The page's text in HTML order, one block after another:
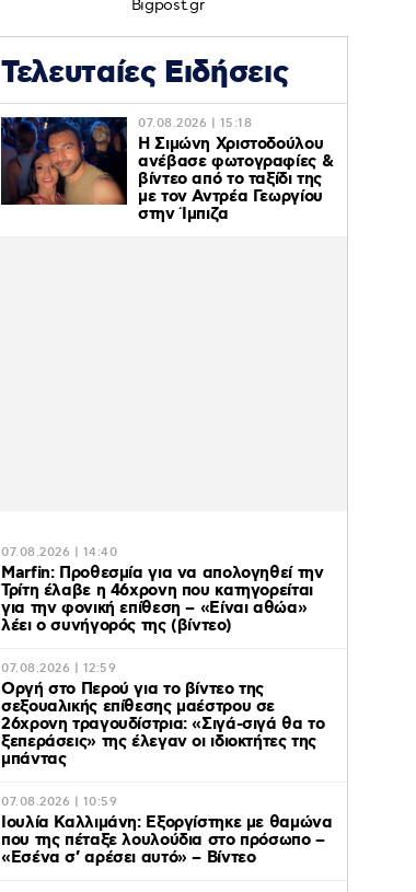
Bigpost.gr
Τελευταίες Ειδήσεις
07.08.2026 | 15:18
Η Σιμώνη Χριστοδούλου
ανέβασε φωτογραφίες &
βίντεο από το ταξίδι της
με τον Αντρέα Γεωργίου
στην Ίμπιζα
07.08.2026 | 14:40
Marfin: Προθεσμία για να απολογηθεί την
Τρίτη έλαβε η 46χρονη που κατηγορείται
για την φονική επίθεση – «Είναι αθώα»
λέει ο συνήγορός της (βίντεο)
07.08.2026 | 12:59
Οργή στο Περού για το βίντεο της
σεξουαλικής επίθεσης μαέστρου σε
26χρονη τραγουδίστρια: «Σιγά-σιγά θα το
ξεπεράσεις» της έλεγαν οι ιδιοκτήτες της
μπάντας
07.08.2026 | 10:59
Ιουλία Καλλιμάνη: Εξοργίστηκε με θαμώνα
που της πέταξε λουλούδια στο πρόσωπο –
«Εσένα σ’ αρέσει αυτό» – Βίντεο